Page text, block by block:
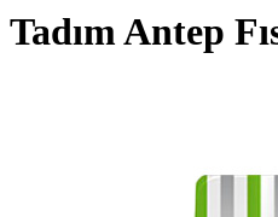
Tadım Antep